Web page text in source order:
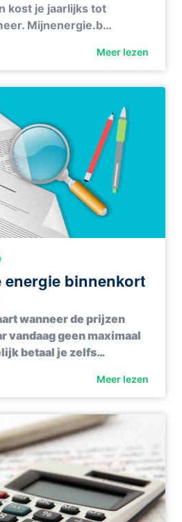
kost je jaarlijks tot
Mijnenergie.b…
Meer lezen
energie binnenkort
wanneer de prijzen
vandaag geen maximaal
betaal je zelfs…
Meer lezen